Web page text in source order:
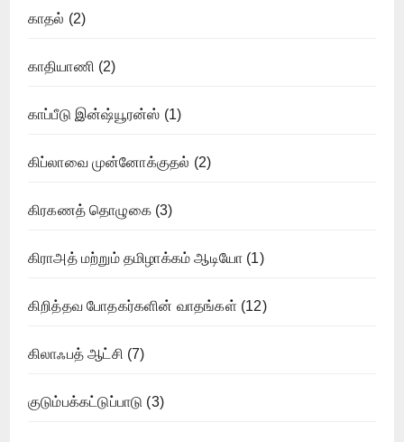
காதல் (2)
காதியாணி (2)
காப்பீடு இன்ஷ்யூரன்ஸ் (1)
கிப்லாவை முன்னோக்குதல் (2)
கிரகணத் தொழுகை(3)
கிராஅத் மற்றும் தமிழாக்கம் ஆடியோ (1)
கிறித்தவ போதகர்களின் வாதங்கள் (12)
கிலாஃபத் ஆட்சி (7)
குடும்பக்கட்டுப்பாடு (3)